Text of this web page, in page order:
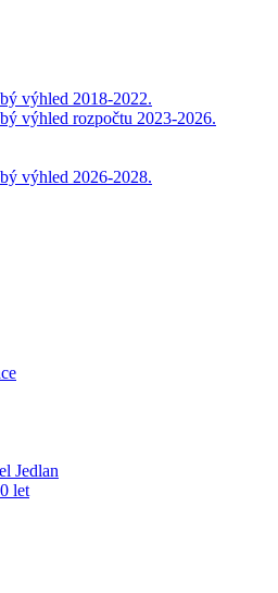
výhled 2018-2022.
výhled rozpočtu 2023-2026.
výhled 2026-2028.
Jedlan
let